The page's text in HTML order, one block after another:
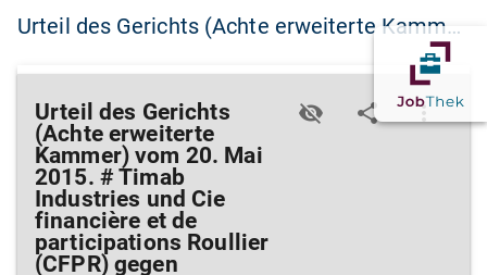
Urteil des Gerichts (Achte erweiterte Kamm…
Urteil des Gerichts
(Achte erweiterte
Kammer) vom 20. Mai
2015. # Timab
Industries und Cie
financière et de
participations Roullier
(CFPR) gegen
visibility_off share more_vert